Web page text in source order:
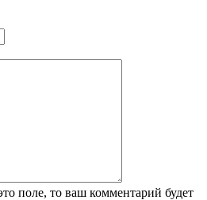
поле, то ваш комментарий будет